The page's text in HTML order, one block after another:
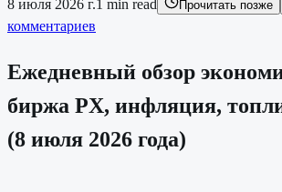
8 июля 2026 г.1 min read Прочитать позже
комментариев
Ежедневный обзор
биржа PX, инфляция,
(8 июля 2026 года)